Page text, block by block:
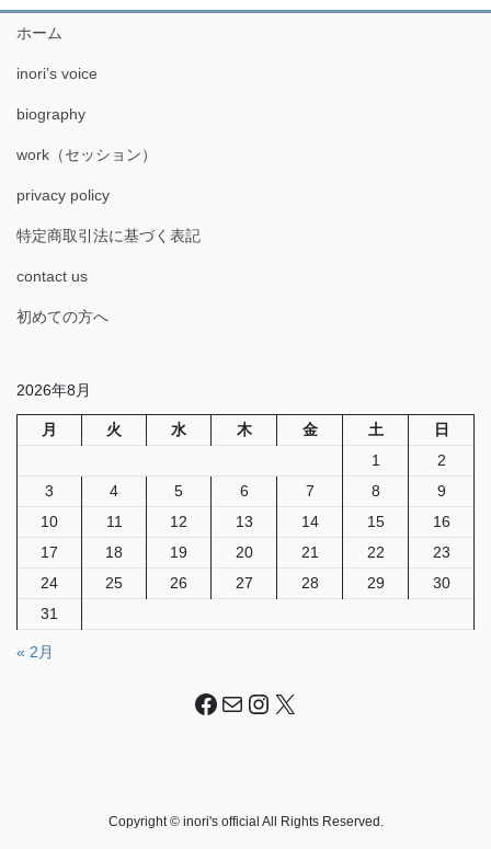
ホーム
inori’s voice
biography
work（セッション）
privacy policy
特定商取引法に基づく表記
contact us
初めての方へ
2026年8月
月 火 水 木 金 土
日
1
2
3
4 5 6 7 8
9
10
11 12 13 14 15
16
17
18 19 20 21 22
23
24
25 26 27 28 29
30
31
« 2月
Facebook
メール Instagram
X
Copyright © inori's official All Rights Reserved.